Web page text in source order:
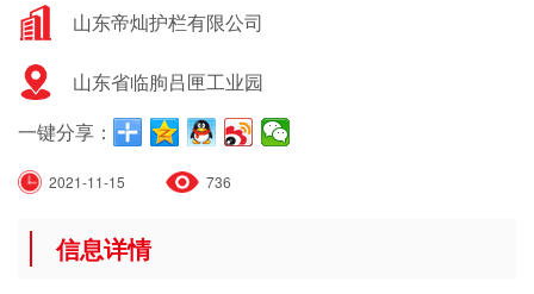
山东帝灿护栏有限公司
山东省临朐吕匣工业园
一键分享：
2021-11-15 736
信息详情